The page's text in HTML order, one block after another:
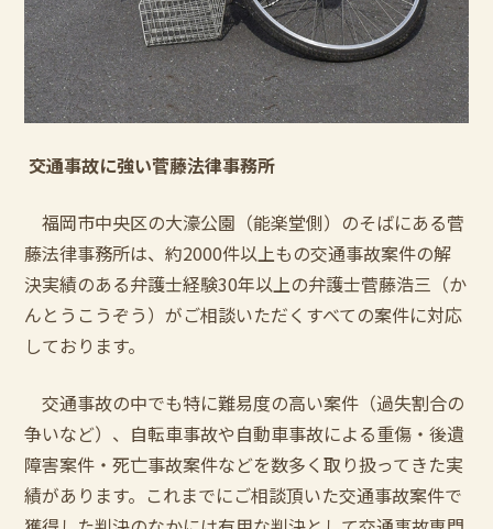
交通事故に強い菅藤法律事務所
福岡市中央区の大濠公園（能楽堂側）のそばにある菅
藤法律事務所は、約2000件以上もの交通事故案件の解
決実績のある弁護士経験30年以上の弁護士菅藤浩三（か
んとうこうぞう）がご相談いただくすべての案件に対応
しております。
交通事故の中でも特に難易度の高い案件（過失割合の
争いなど）、自転車事故や自動車事故による重傷・後遺
障害案件・死亡事故案件などを数多く取り扱ってきた実
績があります。これまでにご相談頂いた交通事故案件で